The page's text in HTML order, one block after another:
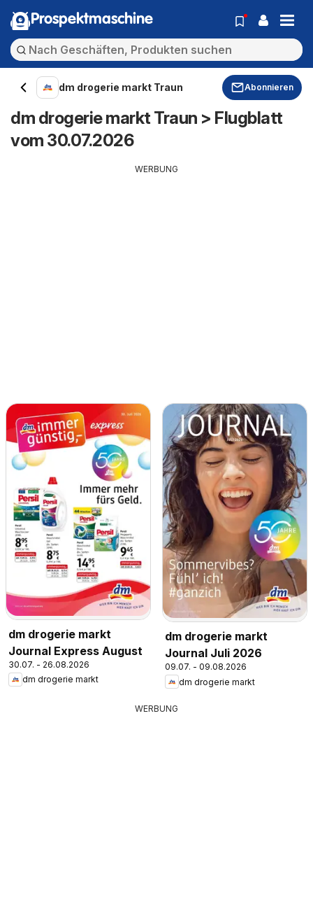
Prospektmaschine
dm drogerie markt Traun Abonnieren
dm drogerie markt Traun > Flugblatt
vom 30.07.2026
WERBUNG
dm drogerie markt
Journal Express August
30.07. - 26.08.2026
dm drogerie markt
dm drogerie markt
Journal Juli 2026
09.07. - 09.08.2026
dm drogerie markt
WERBUNG